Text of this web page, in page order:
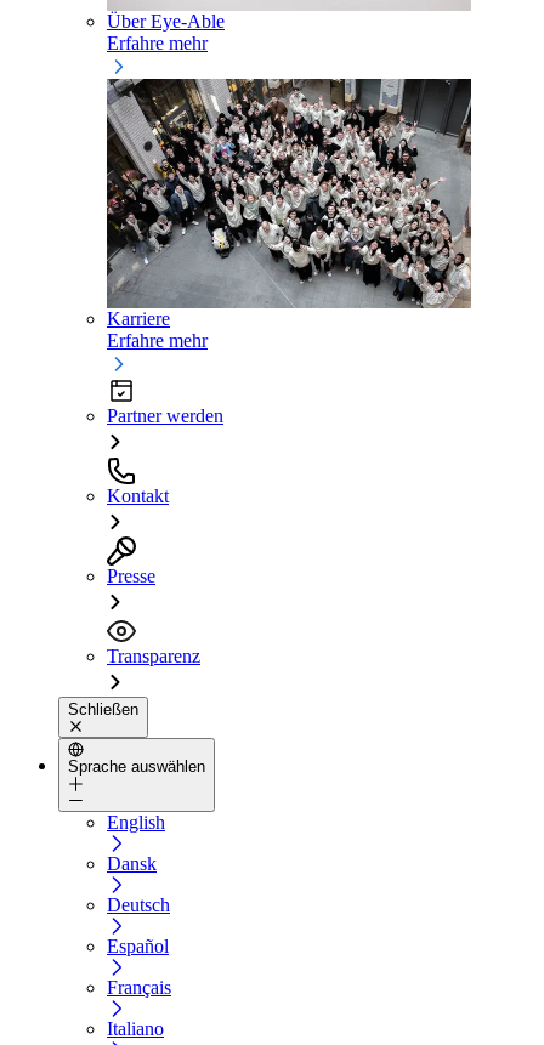
Über Eye-Able
Erfahre mehr
Karriere
Erfahre mehr
Partner werden
Kontakt
Presse
Transparenz
Schließen
Sprache auswählen
English
Dansk
Deutsch
Español
Français
Italiano